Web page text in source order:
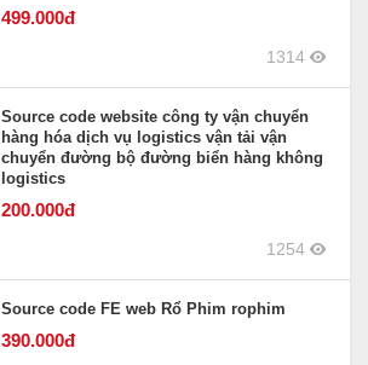
499.000đ
1314
Source code website công ty vận chuyển
hàng hóa dịch vụ logistics vận tải vận
chuyển đường bộ đường biển hàng không
logistics
200.000đ
1254
Source code FE web Rổ Phim rophim
390.000đ